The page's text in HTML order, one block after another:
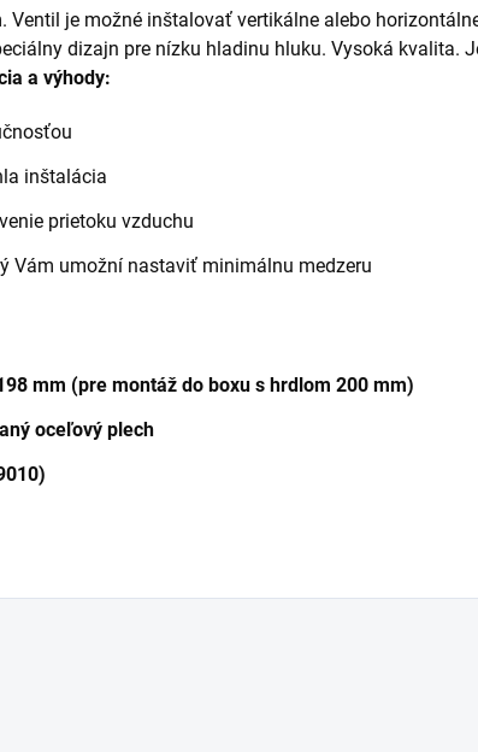
Ventil je možné inštalovať vertikálne alebo
dizajn pre nízku hladinu hluku. Vysoká kvalita.
a výhody:
inštalácia
prietoku vzduchu
Vám umožní nastaviť minimálnu medzeru
mm (pre montáž do boxu s hrdlom 200 mm)
oceľový plech